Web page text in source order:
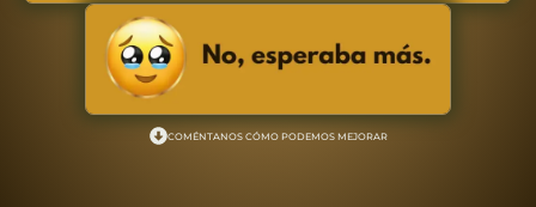
COMÉNTANOS CÓMO PODEMOS MEJORAR